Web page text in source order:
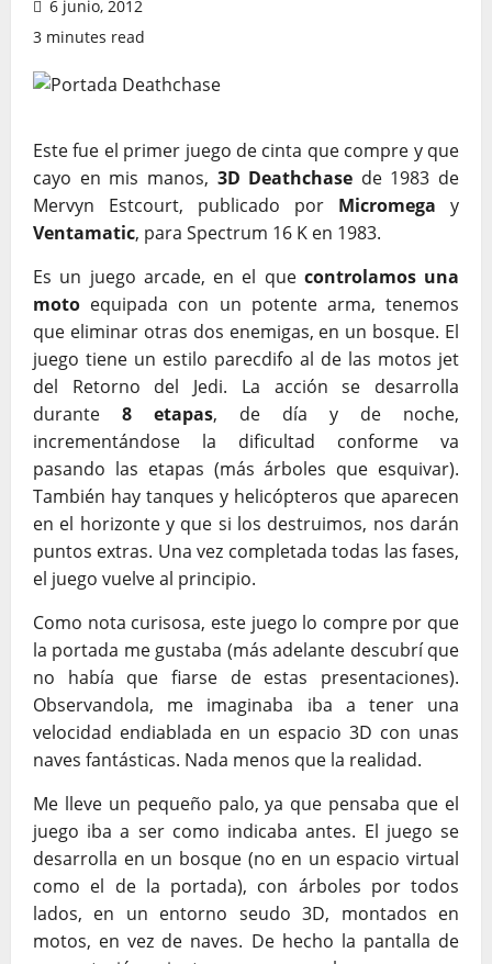
6 junio, 2012
3 minutes read
Este fue el primer juego de cinta que compre y que
cayo en mis manos, 3D Deathchase de 1983 de
Mervyn Estcourt, publicado por Micromega y
Ventamatic, para Spectrum 16 K en 1983.
Es un juego arcade, en el que controlamos una
moto equipada con un potente arma, tenemos
que eliminar otras dos enemigas, en un bosque. El
juego tiene un estilo parecdifo al de las motos jet
del Retorno del Jedi. La acción se desarrolla
durante 8 etapas, de día y de noche,
incrementándose la dificultad conforme va
pasando las etapas (más árboles que esquivar).
También hay tanques y helicópteros que aparecen
en el horizonte y que si los destruimos, nos darán
puntos extras. Una vez completada todas las fases,
el juego vuelve al principio.
Como nota curisosa, este juego lo compre por que
la portada me gustaba (más adelante descubrí que
no había que fiarse de estas presentaciones).
Observandola, me imaginaba iba a tener una
velocidad endiablada en un espacio 3D con unas
naves fantásticas. Nada menos que la realidad.
Me lleve un pequeño palo, ya que pensaba que el
juego iba a ser como indicaba antes. El juego se
desarrolla en un bosque (no en un espacio virtual
como el de la portada), con árboles por todos
lados, en un entorno seudo 3D, montados en
motos, en vez de naves. De hecho la pantalla de